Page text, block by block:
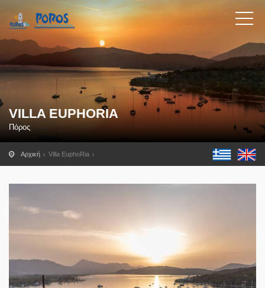
VILLA EUPHORIA
Πόρος
Αρχική Villa EuphoRia